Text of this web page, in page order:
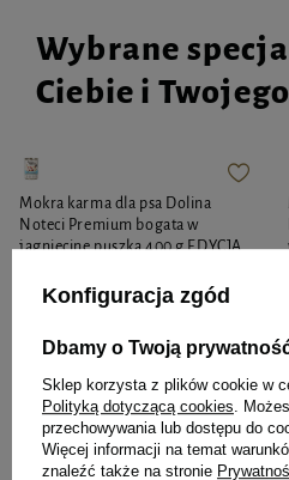
Wybrane
Ciebie i
Mokra karma dla psa Dolina
Noteci Premium bogata w
jagnięcinę puszka 400 g EDYCJA
Cena regularna:7,99 zł -25%
5,99 zł
Najniższa cena produktu w okresie
obniżki:5,49 zł
14,98 zł / kg
- +
Konfiguracja zgód
Dbamy o Twoją
Sklep korzysta z plików cookie w
Polityką dotyczącą cookies.
przechowywania lub dostępu do
Więcej informacji na temat
znaleźć także na stronie